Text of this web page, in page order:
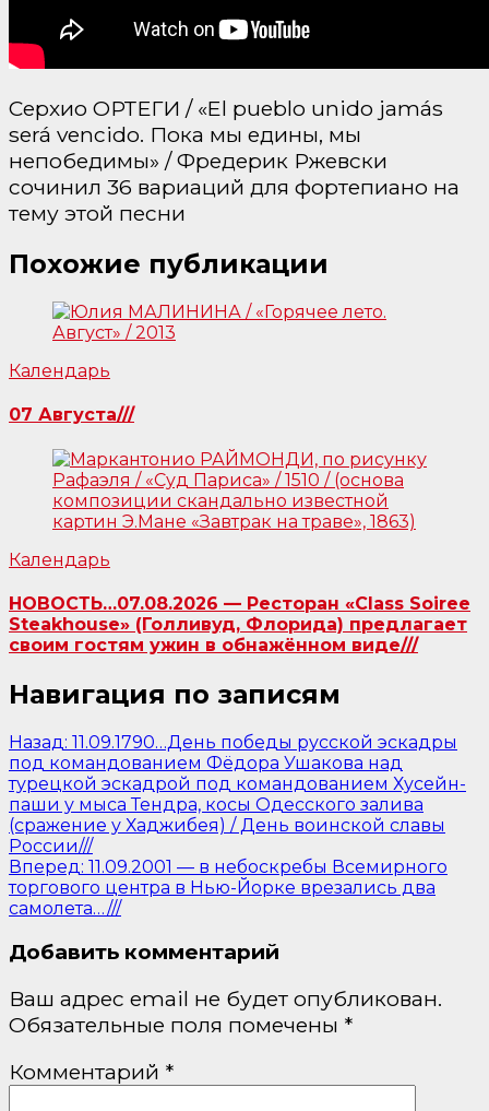
Серхио ОРТЕГИ / «El pueblo unido jamás
será vencido. Пока мы едины, мы
непобедимы» / Фредерик Ржевски
сочинил 36 вариаций для фортепиано на
тему этой песни
Похожие публикации
Календарь
07 Августа///
Календарь
НОВОСТЬ…07.08.2026 — Ресторан «Class Soiree
Steakhouse» (Голливуд, Флорида) предлагает
своим гостям ужин в обнажённом виде///
Навигация по записям
Назад: 11.09.1790…День победы русской эскадры
под командованием Фёдора Ушакова над
турецкой эскадрой под командованием Хусейн-
паши у мыса Тендра, косы Одесского залива
(сражение у Хаджибея) / День воинской славы
России///
Вперед: 11.09.2001 — в небоскребы Всемирного
торгового центра в Нью-Йорке врезались два
самолета…///
Добавить комментарий
Ваш адрес email не будет опубликован.
Обязательные поля помечены *
Комментарий *